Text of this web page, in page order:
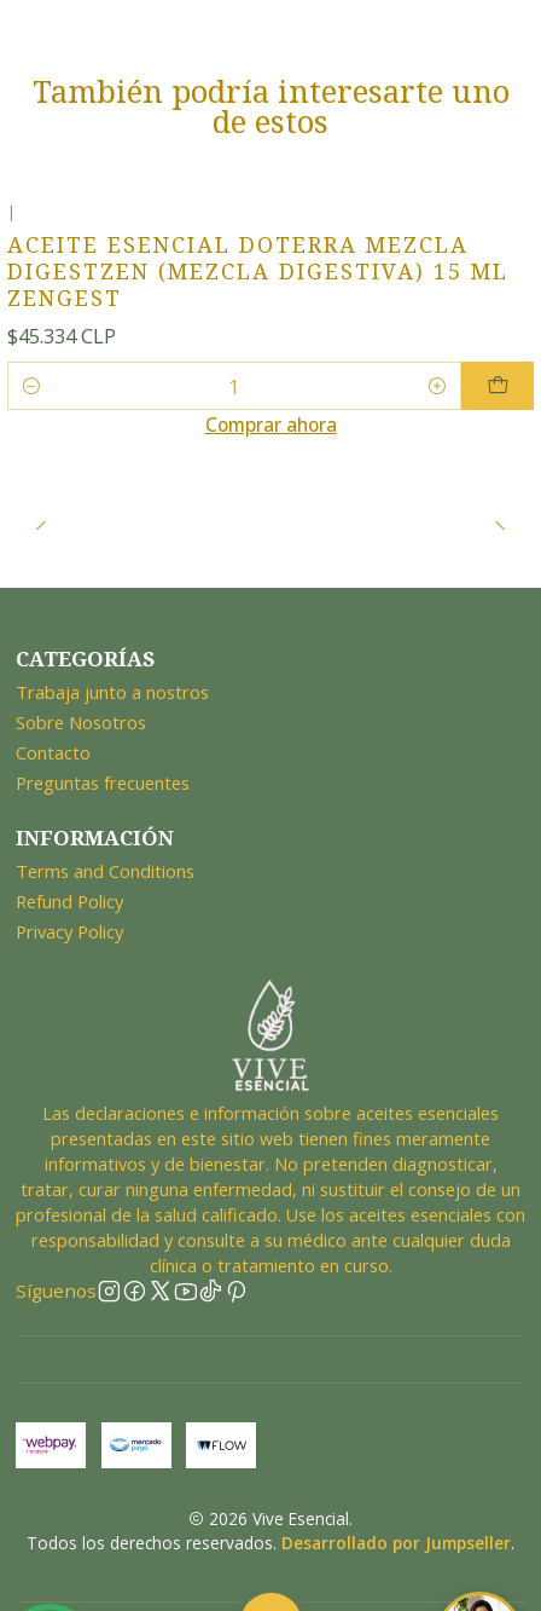
También podría interesarte uno
de estos
|
ACEITE ESENCIAL DOTERRA MEZCLA
DIGESTZEN (MEZCLA DIGESTIVA) 15 ML
ZENGEST
$45.334 CLP
Cantidad
Comprar ahora
CATEGORÍAS
Trabaja junto a nostros
Sobre Nosotros
Contacto
Preguntas frecuentes
INFORMACIÓN
Terms and Conditions
Refund Policy
Privacy Policy
Las declaraciones e información sobre aceites esenciales
presentadas en este sitio web tienen fines meramente
informativos y de bienestar. No pretenden diagnosticar,
tratar, curar ninguna enfermedad, ni sustituir el consejo de un
profesional de la salud calificado. Use los aceites esenciales con
responsabilidad y consulte a su médico ante cualquier duda
clínica o tratamiento en curso.
Síguenos
2026 Vive Esencial.
Todos los derechos reservados. Desarrollado por Jumpseller.